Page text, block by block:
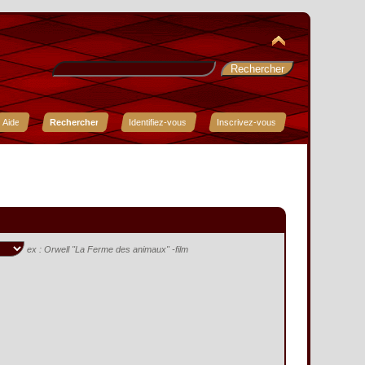
Aide Rechercher Identifiez-vous Inscrivez-vous
ex :Orwell "La Ferme des animaux" -film